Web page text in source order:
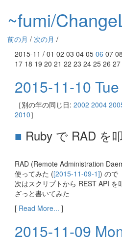
~fumi/
前の月 / 次の月 /
2015-11 / 01 02 03 04 05 06 07 08
17 18 19 20 21 22 23 24 25 26
2015-11-10 Tue
［別の年の同じ日: 2002 2004
2010］
■ Ruby で RAD を
RAD (Remote Administration
使ってみた ([2015-11-09-1]) ので
次はスクリプトから REST API
ざっと書いてみた
[ Read More... ]
2015-11-09